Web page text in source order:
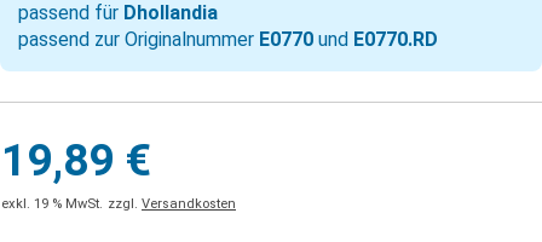
passend für Dhollandia
passend zur Originalnummer E0770 und E0770.RD
19,89 €
exkl. 19 % MwSt. zzgl. Versandkosten